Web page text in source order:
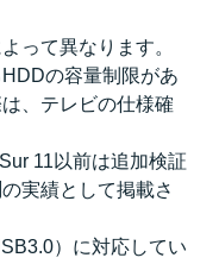
って異なります。
の容量制限があ
、テレビの仕様確
11以前は追加検証
実績として掲載さ
）に対応してい